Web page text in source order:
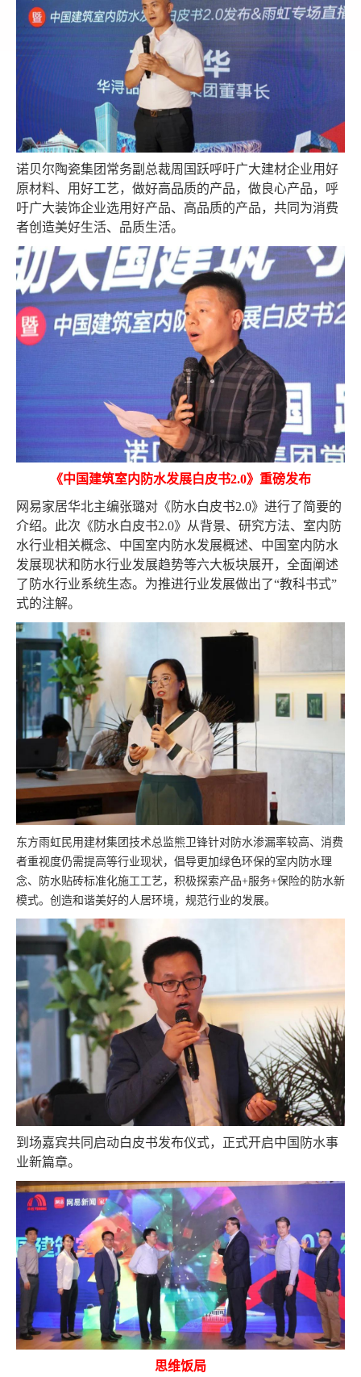
诺贝尔陶瓷集团常务副总裁周国跃呼吁广大建材企业用好
原材料、用好工艺，做好高品质的产品，做良心产品，呼
吁广大装饰企业选用好产品、高品质的产品，共同为消费
者创造美好生活、品质生活。
《中国建筑室内防水发展白皮书2.0》重磅发布
网易家居华北主编张璐对《防水白皮书2.0》进行了简要的
介绍。此次《防水白皮书2.0》从背景、研究方法、室内防
水行业相关概念、中国室内防水发展概述、中国室内防水
发展现状和防水行业发展趋势等六大板块展开，全面阐述
了防水行业系统生态。为推进行业发展做出了“教科书式”
式的注解。
东方雨虹民用建材集团技术总监熊卫锋针对防水渗漏率较高、消费
者重视度仍需提高等行业现状，倡导更加绿色环保的室内防水理
念、防水贴砖标准化施工工艺，积极探索产品+服务+保险的防水新
模式。创造和谐美好的人居环境，规范行业的发展。
到场嘉宾共同启动白皮书发布仪式，正式开启中国防水事
业新篇章。
思维饭局